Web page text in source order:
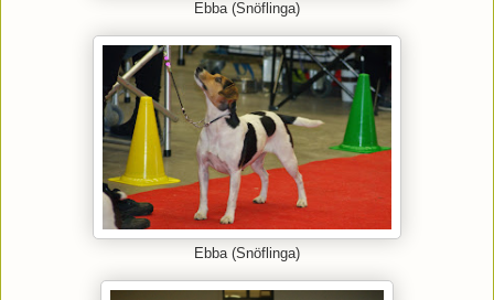
Ebba (Snöflinga)
Ebba (Snöflinga)